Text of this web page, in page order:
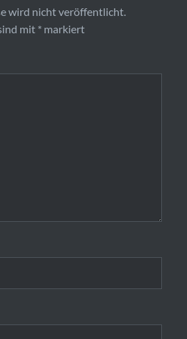
wird nicht veröffentlicht.
mit *markiert